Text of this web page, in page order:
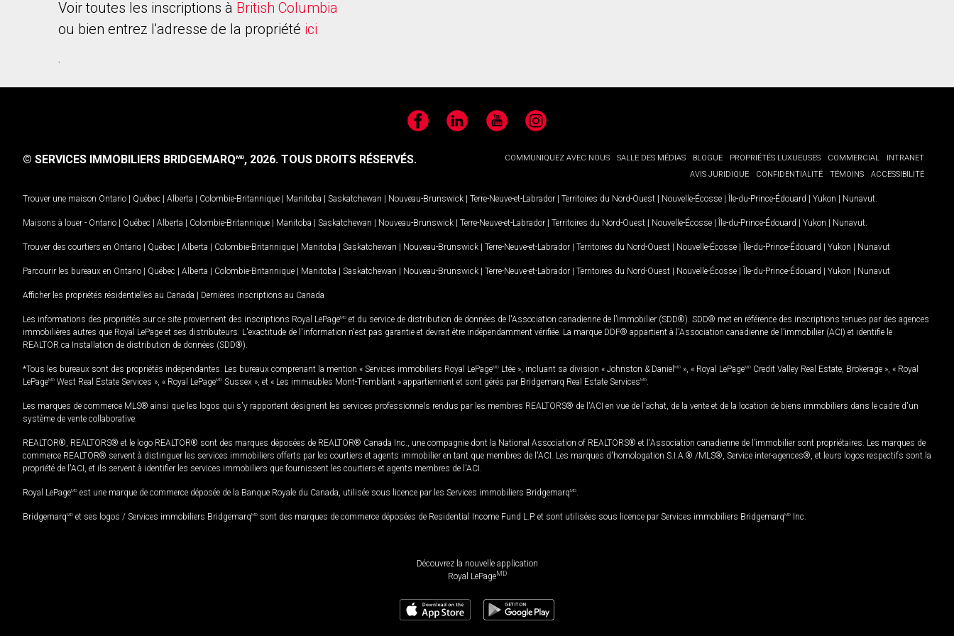
Voir toutes les inscriptions à British Columbia
ou bien entrez l'adresse de la propriété ici
.
FacebookLinkedIn YouTubeInstagram
COMMUNIQUEZ AVEC NOUS SALLE DES MÉDIAS BLOGUE PROPRIÉTÉS LUXUEUSES COMMERCIAL
INTRANET
AVIS JURIDIQUE
CONFIDENTIALITÉ TÉMOINS ACCESSIBILITÉ
© SERVICES IMMOBILIERS BRIDGEMARQMD, 2026. TOUS DROITS RÉSERVÉS.
Trouver une maison Ontario | Québec | Alberta | Colombie-Britannique | Manitoba | Saskatchewan | Nouveau-Brunswick | Terre-Neuve-et-Labrador | Territoires du Nord-Ouest | Nouvelle-Écosse | Île-du-Prince-Édouard | Yukon | Nunavut
Maisons à louer - Ontario | Québec | Alberta | Colombie-Britannique | Manitoba | Saskatchewan | Nouveau-Brunswick | Terre-Neuve-et-Labrador | Territoires du Nord-Ouest | Nouvelle-Écosse | Île-du-Prince-Édouard | Yukon | Nunavut
Trouver des courtiers en Ontario | Québec | Alberta | Colombie-Britannique | Manitoba | Saskatchewan | Nouveau-Brunswick | Terre-Neuve-et-Labrador | Territoires du Nord-Ouest | Nouvelle-Écosse | Île-du-Prince-Édouard | Yukon | Nunavut
Parcourir les bureaux en Ontario | Québec | Alberta | Colombie-Britannique | Manitoba | Saskatchewan | Nouveau-Brunswick | Terre-Neuve-et-Labrador | Territoires du Nord-Ouest | Nouvelle-Écosse | Île-du-Prince-Édouard | Yukon | Nunavut
Afficher les propriétés résidentielles au Canada | Dernières inscriptions au Canada
Les informations des propriétés sur ce site proviennent des inscriptions Royal LePageMD et du service de distribution de données de l'Association canadienne de l’immobilier (SDD®). SDD® met en référence des inscriptions tenues par des agences
immobilières autres que Royal LePage et ses distributeurs. L'exactitude de l'information n'est pas garantie et devrait être indépendamment vérifiée. La marque DDF® appartient à l'Association canadienne de l’immobilier (ACI) et identifie le
REALTOR.ca Installation de distribution de données (SDD®).
*Tous les bureaux sont des propriétés indépendantes. Les bureaux comprenant la mention « Services immobiliers Royal LePageMD Ltée », incluant sa division « Johnston & Daniel MD », « Royal LePageMD Credit Valley Real Estate, Brokerage », « Royal
LePageMD West Real Estate Services », « Royal LePageMD Sussex », et « Les immeubles Mont-Tremblant » appartiennent et sont gérés par Bridgemarq Real Estate ServicesMD
Les marques de commerce MLS® ainsi que les logos qui s'y rapportent désignent les services professionnels rendus par les membres REALTORS® de l'ACI en vue de l'achat, de la vente et de la location de biens immobiliers dans le cadre d'un
système de vente collaborative.
REALTOR®, REALTORS® et le logo REALTOR® sont des marques déposées de REALTOR® Canada Inc., une compagnie dont la National Association of REALTORS® et l'Association canadienne de l’immobilier sont propriétaires. Les marques de
commerce REALTOR® servent à distinguer les services immobiliers offerts par les courtiers et agents immobilier en tant que membres de l'ACI. Les marques d'homologation S.I.A.® /MLS®, Service inter-agences®, et leurs logos respectifs sont la
propriété de l'ACI, et ils servent à identifier les services immobiliers que fournissent les courtiers et agents membres de l'ACI.
Royal LePageMD est une marque de commerce déposée de la Banque Royale du Canada, utilisée sous licence par les Services immobiliers BridgemarqMD
BridgemarqMD et ses logos / Services immobiliers BridgemarqMD sont des marques de commerce déposées de Residential Income Fund L.P. et sont utilisées sous licence par Services immobiliers BridgemarqMD Inc.
Découvrez la nouvelle application
Royal LePageMD